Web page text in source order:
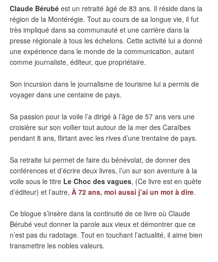
Claude Bérubé est un retraité âgé de 83 ans. Il réside dans la
région de la Montérégie. Tout au cours de sa longue vie, il fut
très impliqué dans sa communauté et une carrière dans la
presse régionale à tous les échelons. Cette activité lui a donné
une expérience dans le monde de la communication, autant
comme journaliste, éditeur, que propriétaire.
Son incursion dans le journalisme de tourisme lui a permis de
voyager dans une centaine de pays.
Sa passion pour la voile l’a dirigé à l’âge de 57 ans vers une
croisière sur son voilier tout autour de la mer des Caraïbes
pendant 8 ans, flirtant avec les rives d’une trentaine de pays.
Sa retraite lui permet de faire du bénévolat, de donner des
conférences et d’écrire deux livres, l’un sur son aventure à la
voile sous le titre Le Choc des vagues, (Ce livre est en quête
d’éditeur) et l’autre, À 72 ans, moi aussi j’ai un mot à dire.
Ce blogue s’insère dans la continuité de ce livre où Claude
Bérubé veut donner la parole aux vieux et démontrer que ce
n’est pas du radotage. Tout en touchant l’actualité, il aime bien
transmettre les nobles valeurs.